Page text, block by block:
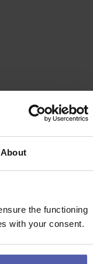
About
the functioning
with your consent.